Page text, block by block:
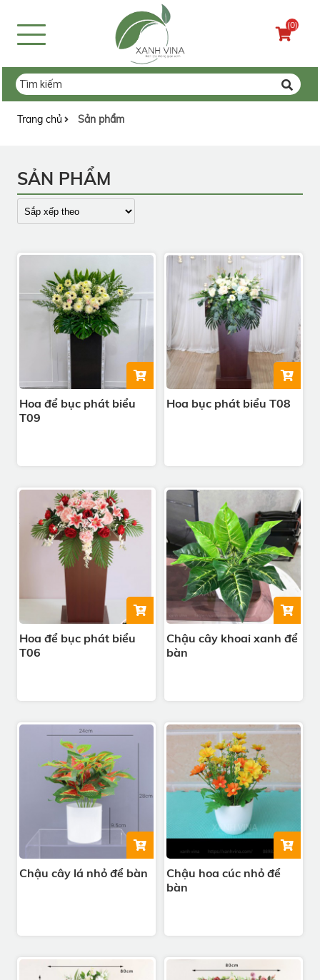
(0)
Trang chủ Sản phẩm
SẢN PHẨM
Hoa để bục phát biểu
T09
Hoa bục phát biểu T08
Hoa để bục phát biểu
T06
Chậu cây khoai xanh để
bàn
Chậu cây lá nhỏ để bàn
Chậu hoa cúc nhỏ để
bàn